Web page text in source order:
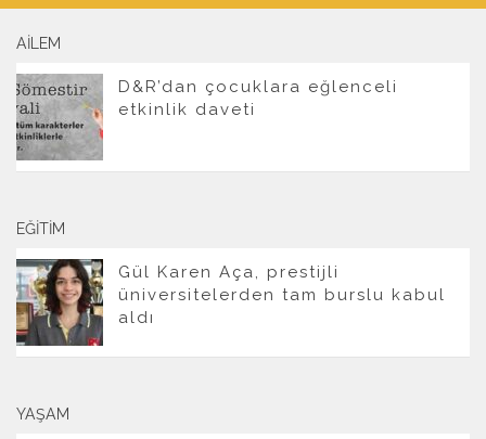
AILEM
D&R’dan çocuklara eğlenceli
etkinlik daveti
EĞITIM
Gül Karen Aça, prestijli
üniversitelerden tam burslu kabul
aldı
YAŞAM